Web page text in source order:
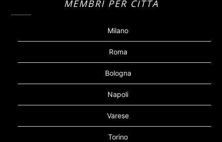
MEMBRI PER CITTÀ
Milano
Roma
Bologna
Napoli
Varese
Torino